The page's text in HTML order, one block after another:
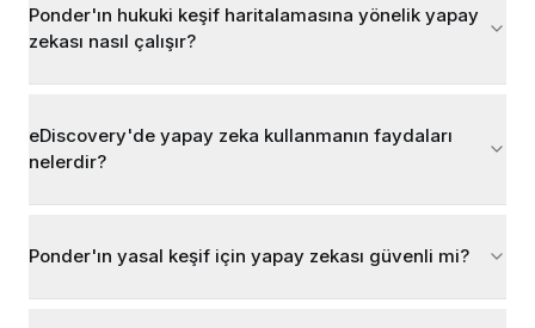
Ponder'ın hukuki keşif haritalamasına yönelik yapay
zekası nasıl çalışır?
eDiscovery'de yapay zeka kullanmanın faydaları
nelerdir?
Ponder'ın yasal keşif için yapay zekası güvenli mi?